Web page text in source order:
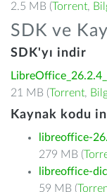
2.5 MB (Torrent,
SDK ve
SDK'yı indir
21 MB (Torrent,
Kaynak kodu
libreoffice-
279 MB (
libreoffice-
59 MB (